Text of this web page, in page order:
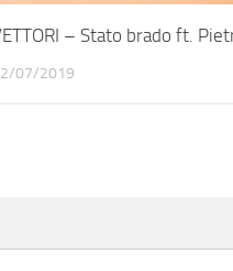
– Stato brado ft.
07/2019